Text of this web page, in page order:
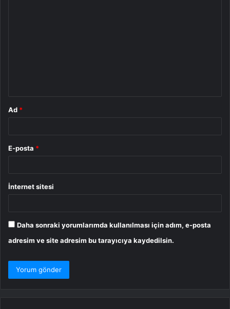
Ad *
E-posta *
İnternet sitesi
Daha sonraki yorumlarımda kullanılması için adım, e-posta
adresim ve site adresim bu tarayıcıya kaydedilsin.